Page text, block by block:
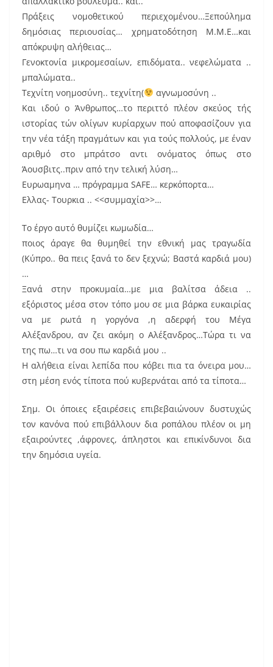
Πράξεις νομοθετικού περιεχομένου…Ξεπούλημα
δημόσιας περιουσίας… χρηματοδότηση Μ.Μ.Ε…και
απόκρυψη αλήθειας…
Γενοκτονία μικρομεσαίων, επιδόματα.. νεφελώματα ..
μπαλώματα..
Τεχνίτη νοημοσύνη.. τεχνίτη(
αγνωμοσύνη ..
Και ιδού ο Άνθρωπος…το περιττό πλέον σκεύος τής
ιστορίας τών ολίγων κυρίαρχων πού αποφασίζουν για
την νέα τάξη πραγμάτων και για τούς πολλούς, με έναν
αριθμό στο μπράτσο αντι ονόματος όπως στο
Άουσβιτς..πριν από την τελική λύση…
Ευρωαμηνα … πρόγραμμα SAFE… κερκόπορτα…
Ελλας- Τουρκια .. <<συμμαχία>>…
Το έργο αυτό θυμίζει κωμωδία…
ποιος άραγε θα θυμηθεί την εθνική μας τραγωδία
(Κύπρο.. θα πεις ξανά το δεν ξεχνώ; Βαστά καρδιά μου)
…
Ξανά στην προκυμαία…με μια βαλίτσα άδεια ..
εξόριστος μέσα στον τόπο μου σε μια βάρκα ευκαιρίας
να με ρωτά η γοργόνα ,η αδερφή του Μέγα
Αλέξανδρου, αν ζει ακόμη ο Αλέξανδρος…Τώρα τι να
της πω…τι να σου πω καρδιά μου ..
Η αλήθεια είναι λεπίδα που κόβει πια τα όνειρα μου…
στη μέση ενός τίποτα πού κυβερνάται από τα τίποτα…
Σημ. Οι όποιες εξαιρέσεις επιβεβαιώνουν δυστυχώς
τον κανόνα πού επιβάλλουν δια ροπάλου πλέον οι μη
εξαιρούντες ,άφρονες, άπληστοι και επικίνδυνοι δια
την δημόσια υγεία.